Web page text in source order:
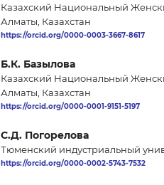
Казахский Национальный
Алматы, Казахстан
https://orcid.org/0000-0003-3667-8617
Б.К. Базылова
Казахский Национальный
Алматы, Казахстан
https://orcid.org/0000-0001-9151-5197
С.Д. Погорелова
Тюменский индустриальный
https://orcid.org/0000-0002-5743-7532